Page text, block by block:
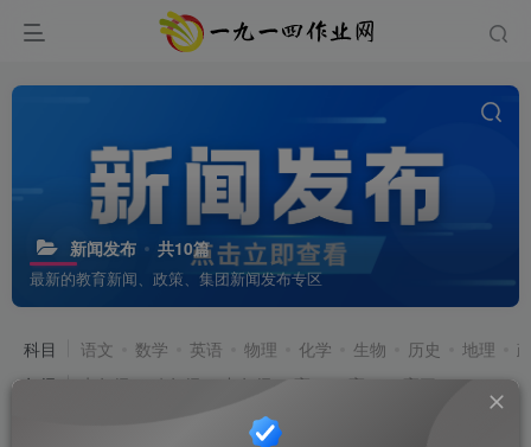
新闻发布 共10篇
最新的教育新闻、政策、集团新闻发布专区
科目 语文 数学 英语 物理 化学 生物 历史 地理
年级
七年级 八年级 九年级 高一 高二
高三
评论